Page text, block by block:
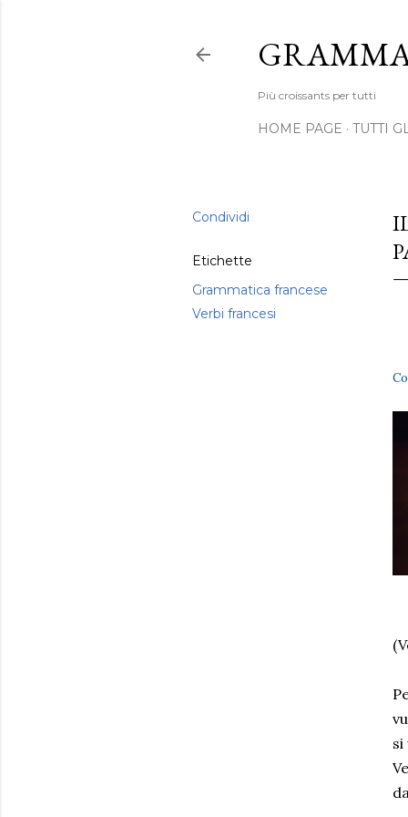
Più croissants per tutti
HOME PAGE TUTTI
Condividi
Etichette
Grammatica francese
Verbi francesi
si